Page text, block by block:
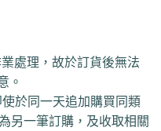
處理，故於訂貨後無法
。
於同一天追加購買同類
另一筆訂購，及收取相關